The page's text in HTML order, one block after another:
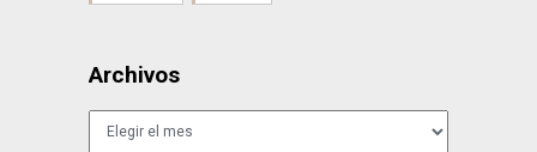
Archivos
Archivos